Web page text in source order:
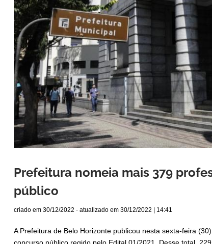
Prefeitura nomeia mais 379
público
criado em 30/12/2022 - atualizado em 30/12/2022 | 14:41
A Prefeitura de Belo Horizonte publicou nesta sexta-feira